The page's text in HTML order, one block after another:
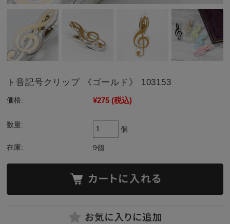
ト音記号クリップ 《ゴールド》 103153
価格: ¥275 (税込)
数量:
個
在庫: 9個